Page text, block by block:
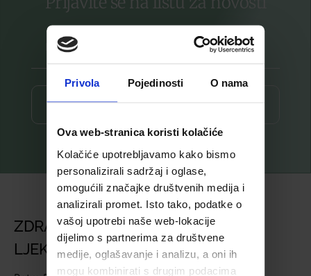
Privola Pojedinosti O nama
Ova web-stranica koristi kolačiće
Kolačiće upotrebljavamo kako bismo
personalizirali sadržaj i oglase,
omogućili značajke društvenih medija i
analizirali promet. Isto tako, podatke o
vašoj upotrebi naše web-lokacije
dijelimo s partnerima za društvene
medije, oglašavanje i analizu, a oni ih
mogu kombinirati s drugim podacima
ZDRAVSTVENA USTANOVA
LJEKARNA BJELOVAR